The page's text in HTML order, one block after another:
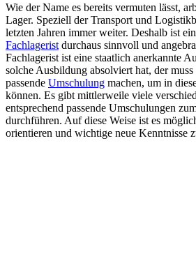
Wie der Name es bereits vermuten lässt,
Lager. Speziell der Transport und
letzten Jahren immer weiter. Deshalb ist
Fachlagerist durchaus sinnvoll und
Fachlagerist ist eine staatlich anerkannte
solche Ausbildung absolviert hat, der
passende Umschulung machen, um in
können. Es gibt mittlerweile viele
entsprechend passende Umschulungen
durchführen. Auf diese Weise ist es
orientieren und wichtige neue Kenntnisse